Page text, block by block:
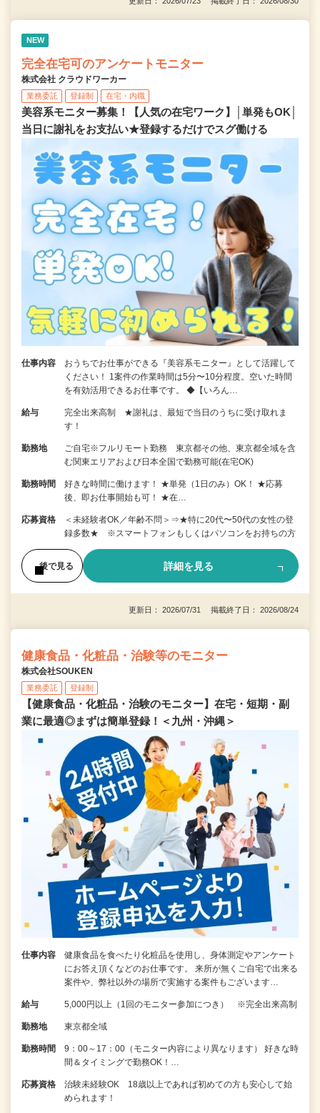
NEW
完全在宅可のアンケートモニター
株式会社 クラウドワーカー
業務委託 登録制 在宅・内職
美容系モニター募集！【人気の在宅ワーク】│単発もOK│
当日に謝礼をお支払い★登録するだけでスグ働ける
仕事内容
おうちでお仕事ができる『美容系モニター』として活躍して
ください！ 1案件の作業時間は5分〜10分程度。空いた時間
を有効活用できるお仕事です。 ◆【いろん…
給与
完全出来高制 ★謝礼は、最短で当日のうちに受け取れま
す！
勤務地
ご自宅※フルリモート勤務 東京都その他、東京都全域を含
む関東エリアおよび日本全国で勤務可能(在宅OK)
勤務時間
好きな時間に働けます！ ★単発（1日のみ）OK！ ★応募
後、即お仕事開始も可！ ★在…
応募資格
＜未経験者OK／年齢不問＞⇒★特に20代〜50代の女性の登
録多数★ ※スマートフォンもしくはパソコンをお持ちの方
後で見る 詳細を見る
更新日： 2026/07/31 掲載終了日： 2026/08/24
健康食品・化粧品・治験等のモニター
株式会社SOUKEN
業務委託 登録制
【健康食品・化粧品・治験のモニター】在宅・短期・副
業に最適◎まずは簡単登録！＜九州・沖縄＞
仕事内容
健康食品を食べたり化粧品を使用し、身体測定やアンケート
にお答え頂くなどのお仕事です。 来所が無くご自宅で出来る
案件や、弊社以外の場所で実施する案件もございます…
給与 5,000円以上（1回のモニター参加につき） ※完全出来高制
勤務地 東京都全域
勤務時間
9：00～17：00（モニター内容により異なります） 好きな時
間＆タイミングで勤務OK！…
応募資格
治験未経験OK 18歳以上であれば初めての方も安心して始
められます！